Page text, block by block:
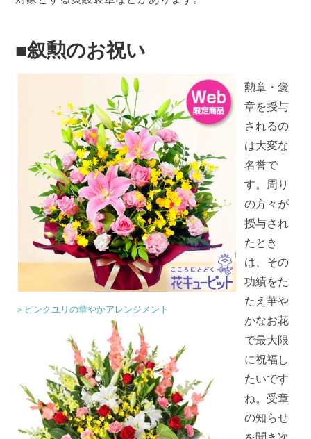
■叙勲のお祝い
＞ピンクユリの華やかアレンジメント
勲章・褒
章を授与
されるの
は大変な
名誉で
す。周り
の方々が
授与され
たとき
は、その
功績をた
たえ華や
かなお花
で最大限
に祝福し
たいです
ね。受章
の知らせ